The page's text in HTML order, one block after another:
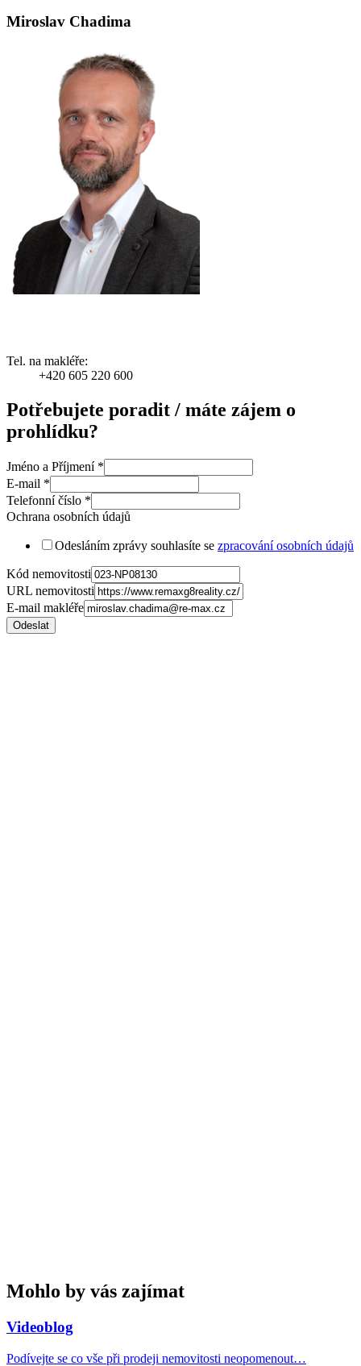
Miroslav Chadima
Tel. na makléře:
+420 605 220 600
Potřebujete poradit / máte zájem o
prohlídku?
Jméno a Příjmení *
E-mail *
Telefonní číslo *
Ochrana osobních údajů
Odesláním zprávy souhlasíte se zpracování osobních údajů
Kód nemovitosti
URL nemovitosti
E-mail makléře
Odeslat
Mohlo by vás zajímat
Videoblog
Podívejte se co vše při prodeji nemovitosti neopomenout…